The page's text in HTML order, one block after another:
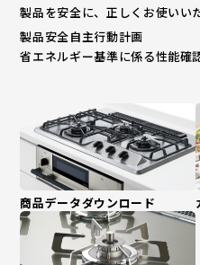
製品を安全に、正しくお使いい
製品安全自主行動計画
省エネルギー基準に係る性能確
商品データダウンロード